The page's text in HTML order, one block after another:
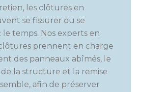
les clôtures en
se fissurer ou se
temps. Nos experts en
prennent en charge
des panneaux abîmés, le
la structure et la remise
afin de préserver